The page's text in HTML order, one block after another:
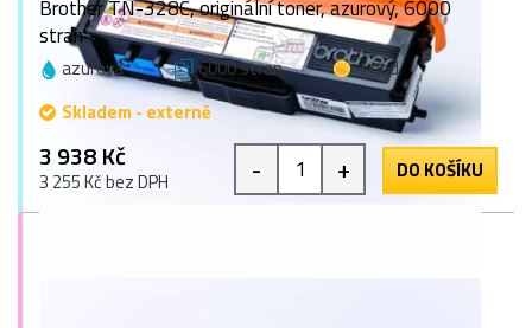
Brother TN-328C, originální toner, azurový, 6000
stran
azurová 6000 stran
1 bod
Skladem - externě
3 938 Kč
3 255 Kč bez DPH - + DO KOŠÍKU